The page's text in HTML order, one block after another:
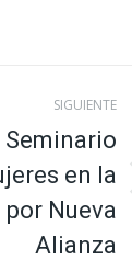
SIGUIENTE
Seminario
en la
Nueva
Alianza